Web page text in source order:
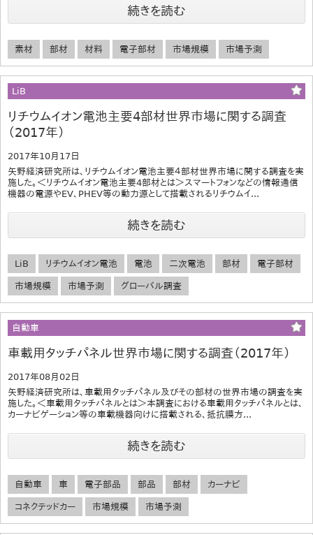
続きを読む
素材 部材 材料 電子部材 市場規模 市場予測
LiB
リチウムイオン電池主要4部材世界市場に関する調査
（2017年）
2017年10月17日
矢野経済研究所は、リチウムイオン電池主要４部材世界市場に関する調査を実
施した。＜リチウムイオン電池主要4部材とは＞スマートフォンなどの情報通信
機器の電源やEV、PHEV等の動力源として搭載されるリチウムイ...
続きを読む
LiB リチウムイオン電池 電池 二次電池 部材 電子部材
市場規模 市場予測 グローバル調査
自動車
車載用タッチパネル世界市場に関する調査（2017年）
2017年08月02日
矢野経済研究所は、車載用タッチパネル及びその部材の世界市場の調査を実
施した。＜車載用タッチパネルとは＞本調査における車載用タッチパネルとは、
カーナビゲーション等の車載機器向けに搭載される、抵抗膜方...
続きを読む
自動車 車 電子部品 部品 部材 カーナビ
コネクテッドカー 市場規模 市場予測